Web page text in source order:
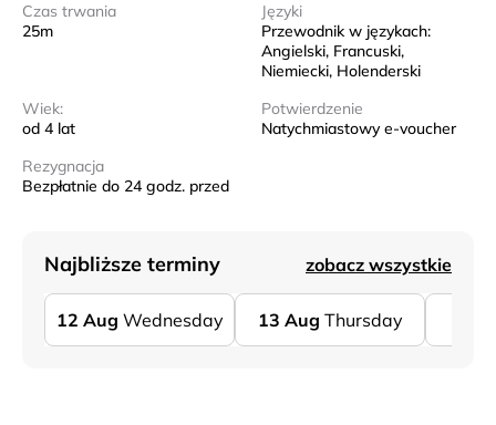
Czas trwania
25m
Języki
Przewodnik w językach:
Angielski, Francuski,
Niemiecki, Holenderski
Wiek:
od 4 lat
Potwierdzenie
Natychmiastowy e-voucher
Rezygnacja
Bezpłatnie do 24 godz. przed
Najbliższe terminy zobacz wszystkie
12 Aug Wednesday 13 Aug Thursday